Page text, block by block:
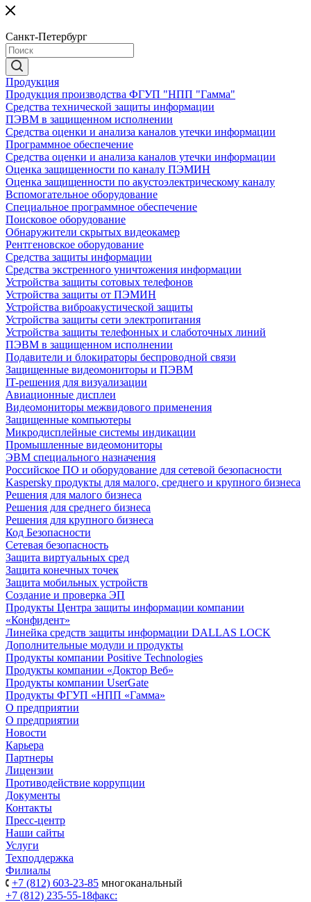
Санкт-Петербург
Продукция
Продукция производства ФГУП "НПП "Гамма"
Средства технической защиты информации
ПЭВМ в защищенном исполнении
Средства оценки и анализа каналов утечки информации
Программное обеспечение
Средства оценки и анализа каналов утечки информации
Оценка защищенности по каналу ПЭМИН
Оценка защищенности по акустоэлектрическому каналу
Вспомогательное оборудование
Специальное программное обеспечение
Поисковое оборудование
Обнаружители скрытых видеокамер
Рентгеновское оборудование
Средства защиты информации
Средства экстренного уничтожения информации
Устройства защиты сотовых телефонов
Устройства защиты от ПЭМИН
Устройства виброакустической защиты
Устройства защиты сети электропитания
Устройства защиты телефонных и слаботочных линий
ПЭВМ в защищенном исполнении
Подавители и блокираторы беспроводной связи
Защищенные видеомониторы и ПЭВМ
IT-решения для визуализации
Авиационные дисплеи
Видеомониторы межвидового применения
Защищенные компьютеры
Микродисплейные системы индикации
Промышленные видеомониторы
ЭВМ специального назначения
Российское ПО и оборудование для сетевой безопасности
Kaspersky продукты для малого, среднего и крупного бизнеса
Решения для малого бизнеса
Решения для среднего бизнеса
Решения для крупного бизнеса
Код Безопасности
Сетевая безопасность
Защита виртуальных сред
Защита конечных точек
Защита мобильных устройств
Создание и проверка ЭП
Продукты Центра защиты информации компании
«Конфидент»
Линейка средств защиты информации DALLAS LOCK
Дополнительные модули и продукты
Продукты компании Positive Technologies
Продукты компании «Доктор Веб»
Продукты компании UserGate
Продукты ФГУП «НПП «Гамма»
О предприятии
О предприятии
Новости
Карьера
Партнеры
Лицензии
Противодействие коррупции
Документы
Контакты
Пресс-центр
Наши сайты
Услуги
Техподдержка
Филиалы
+7 (812) 603-23-85 многоканальный
+7 (812) 235-55-18факс: